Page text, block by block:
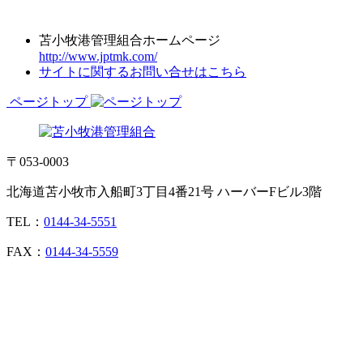
苫小牧港管理組合ホームページ
http://www.jptmk.com/
サイトに関するお問い合せはこちら
ページトップ
〒053-0003
北海道苫小牧市入船町3丁目4番21号 ハーバーFビル3階
TEL： 0144-34-5551
FAX： 0144-34-5559